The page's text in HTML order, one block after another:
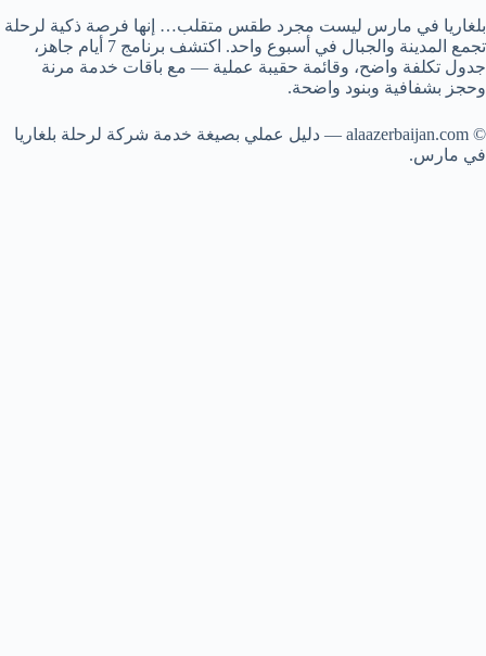
بلغاريا في مارس ليست مجرد طقس متقلب… إنها فرصة ذكية لرحلة
تجمع المدينة والجبال في أسبوع واحد. اكتشف برنامج 7 أيام جاهز،
جدول تكلفة واضح، وقائمة حقيبة عملية — مع باقات خدمة مرنة
وحجز بشفافية وبنود واضحة.
© alaazerbaijan.com — دليل عملي بصيغة خدمة شركة لرحلة بلغاريا
في مارس.